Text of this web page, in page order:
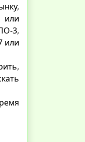
или
3,
или